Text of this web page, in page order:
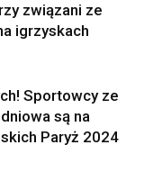
związani ze
igrzyskach
Sportowcy ze
są na
Paryż 2024